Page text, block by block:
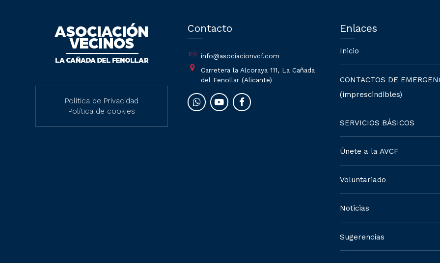
Política de Privacidad
Política de cookies
Contacto
info@asociacionvcf.com
Carretera la Alcoraya 111, La Cañada
del Fenollar (Alicante)
Enlaces
Inicio
CONTACTOS DE
(imprescindibles)
SERVICIOS BÁSICOS
Únete a la AVCF
Voluntariado
Noticias
Sugerencias